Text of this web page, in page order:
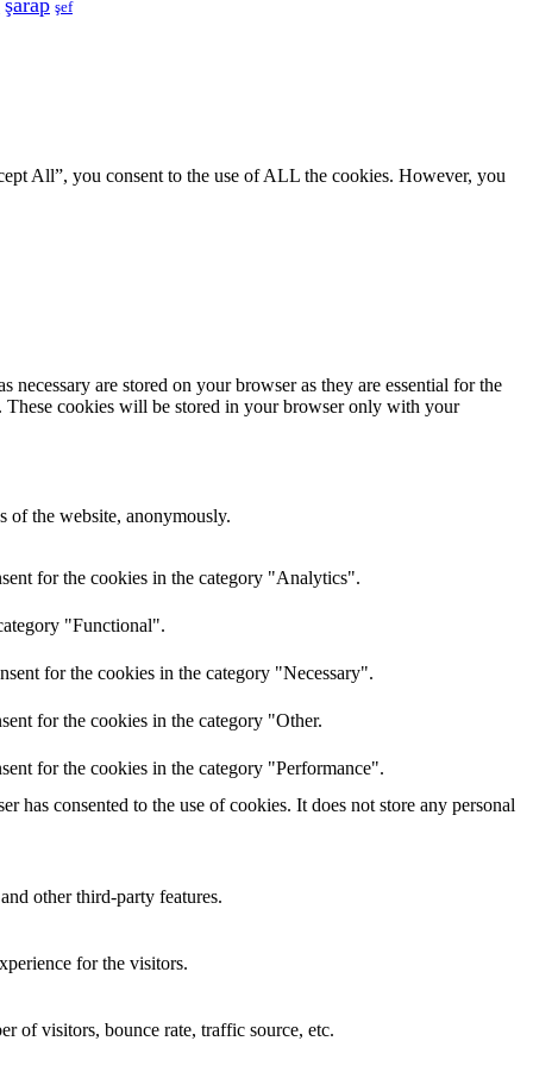
şarap şef
All”, you consent to the use of ALL the cookies. However, you
are stored on your browser as they are essential for the
These cookies will be stored in your browser only with your
of the website, anonymously.
for the cookies in the category "Analytics".
"Functional".
for the cookies in the category "Necessary".
for the cookies in the category "Other.
for the cookies in the category "Performance".
has consented to the use of cookies. It does not store any personal
other third-party features.
for the visitors.
of visitors, bounce rate, traffic source, etc.